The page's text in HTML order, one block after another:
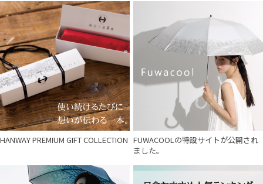
HANWAY PREMIUM GIFT COLLECTION FUWACOOLの特設サイトが公開され
ました。